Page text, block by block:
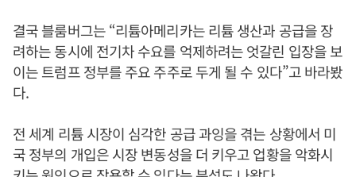
결국 블룸버그는 “리튬아메리카는 리튬 생산과 공급을 장
려하는 동시에 전기차 수요를 억제하려는 엇갈린 입장을 보
이는 트럼프 정부를 주요 주주로 두게 될 수 있다”고 바라봤
다.
전 세계 리튬 시장이 심각한 공급 과잉을 겪는 상황에서 미
국 정부의 개입은 시장 변동성을 더 키우고 업황을 악화시